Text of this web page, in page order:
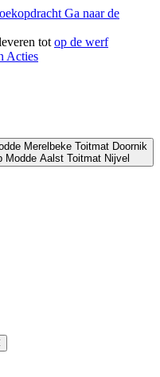
Ga naar de
tot op de werf
Acties
Merelbeke Toitmat Doornik
Modde Aalst Toitmat Nijvel